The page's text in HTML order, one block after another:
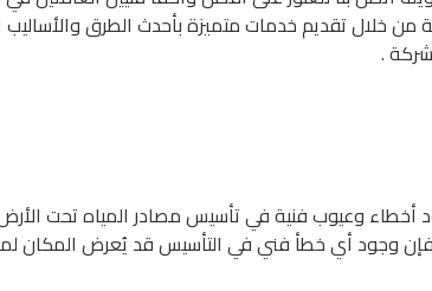
خلال تقديم خدمات متميزة بأحدث الطرق
.
وعيوب فنية في تأسيس مصادر المياه تحت
به. فإن وجود أي خطأ فني في التأسيس قد يُعرض